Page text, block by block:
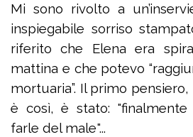
Mi sono rivolto a
inspiegabile sorriso
riferito che Elena era
mattina e che potevo
mortuaria”. Il primo
è così, è stato:
farle del male"...